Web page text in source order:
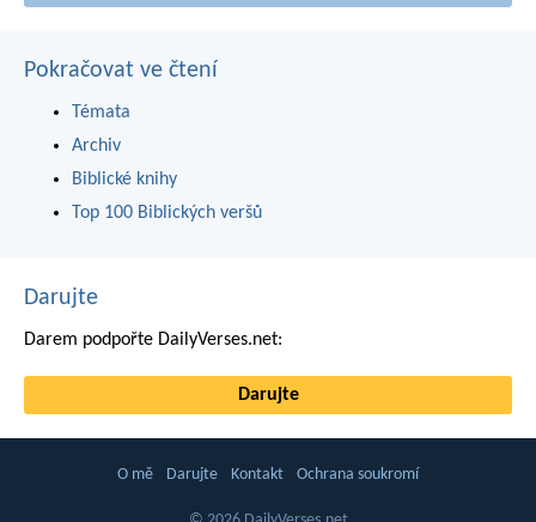
Pokračovat ve čtení
Témata
Archiv
Biblické knihy
Top 100 Biblických veršů
Darujte
Darem podpořte DailyVerses.net:
Darujte
O mě Darujte Kontakt Ochrana soukromí